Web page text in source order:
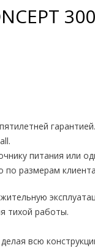
гарантией.
питания или
размерам
тихой работы.
всю